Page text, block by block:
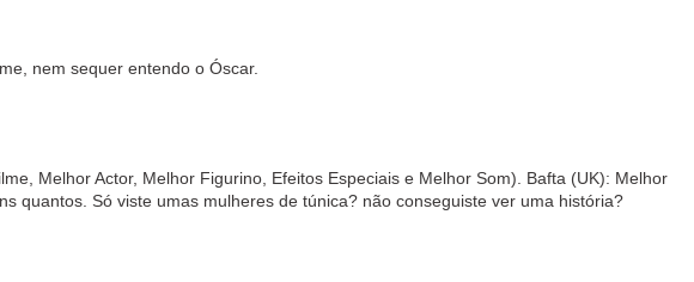
nem sequer entendo o Óscar.
Melhor Actor, Melhor Figurino, Efeitos Especiais e Melhor Som). Bafta (UK): Melhor
quantos. Só viste umas mulheres de túnica? não conseguiste ver uma história?